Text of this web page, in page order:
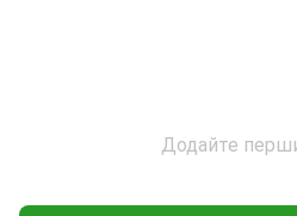
Додайте